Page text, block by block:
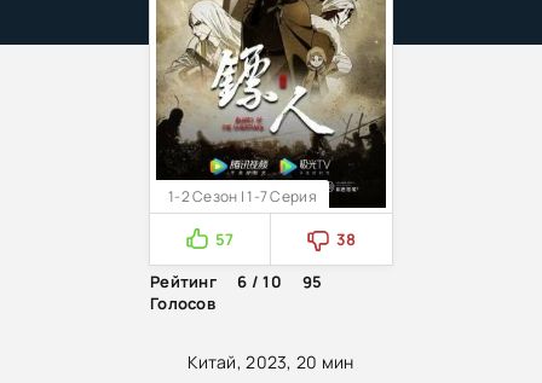
Китай, 2023, 20 мин
1-2 Сезон | 1-7 Серия
57
38
Рейтинг
6 / 10
95
Голосов